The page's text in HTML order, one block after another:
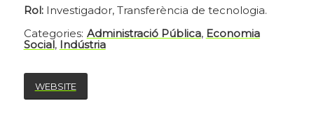
Rol:Investigador, Transferència de tecnologia.
Categories: Administració Pública, Economia
Social, Indústria
WEBSITE